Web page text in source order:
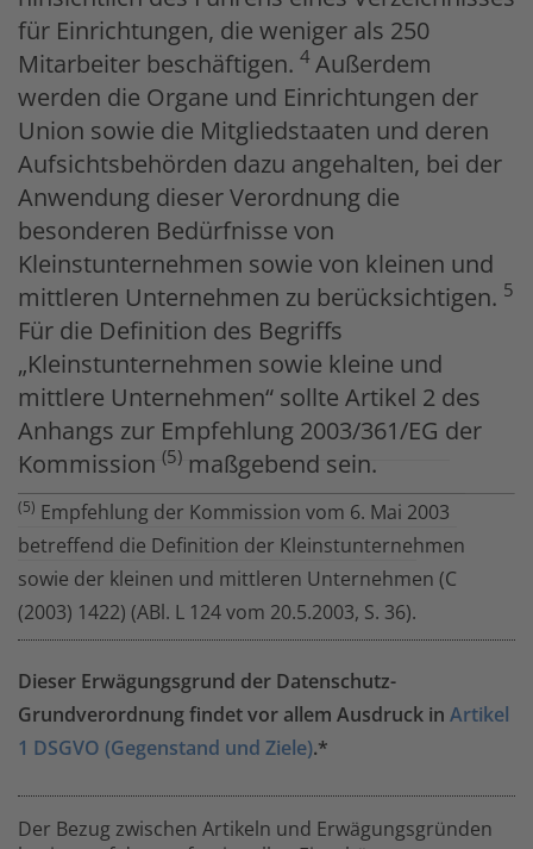
für Einrichtungen, die weniger als 250
Mitarbeiter beschäftigen. 4 Außerdem
werden die Organe und Einrichtungen der
Union sowie die Mitgliedstaaten und deren
Aufsichtsbehörden dazu angehalten, bei der
Anwendung dieser Verordnung die
besonderen Bedürfnisse von
Kleinstunternehmen sowie von kleinen und
mittleren Unternehmen zu berücksichtigen. 5
Für die Definition des Begriffs
„Kleinstunternehmen sowie kleine und
mittlere Unternehmen“ sollte Artikel 2 des
Anhangs zur Empfehlung 2003/361/EG der
Kommission (5) maßgebend sein.
(5) Empfehlung der Kommission vom 6. Mai 2003
betreffend die Definition der Kleinstunternehmen
sowie der kleinen und mittleren Unternehmen (C
(2003) 1422) (ABl. L 124 vom 20.5.2003, S. 36).
Dieser Erwägungsgrund der Datenschutz-
Grundverordnung findet vor allem Ausdruck in Artikel
1 DSGVO (Gegenstand und Ziele).*
Der Bezug zwischen Artikeln und Erwägungsgründen